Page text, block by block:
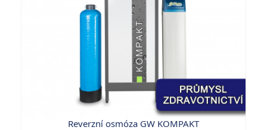
Reverzní osmóza GW KOMPAKT